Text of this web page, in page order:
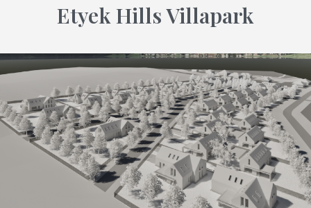
Etyek Hills Villapark